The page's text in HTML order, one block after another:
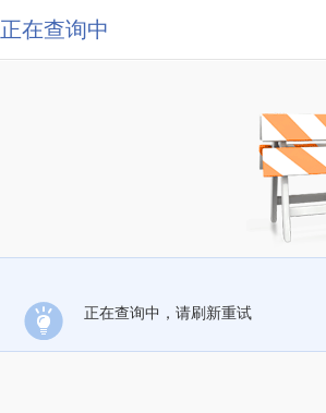
正在查询中
正在查询中，请刷新重试